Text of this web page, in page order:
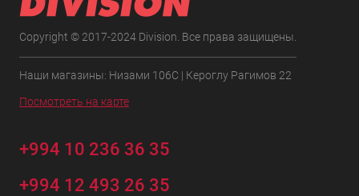
Copyright © 2017-2024 Division. Все права защищены.
Наши магазины: Низами 106C | Кероглу Рагимов 22
Посмотреть на карте
+994 10 236 36 35
+994 12 493 26 35